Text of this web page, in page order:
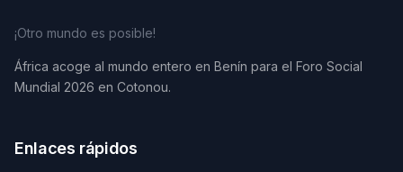
¡Otro mundo es posible!
África acoge al mundo entero en Benín para el Foro Social
Mundial 2026 en Cotonou.
Enlaces rápidos